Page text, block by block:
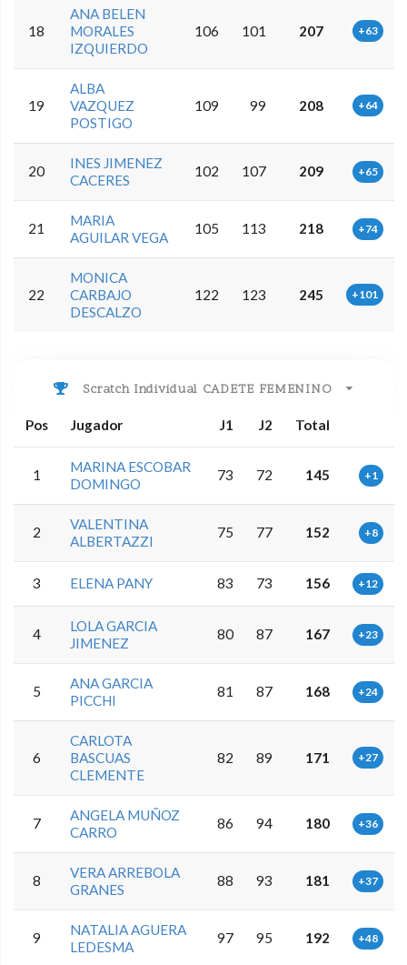
18
ANA BELEN
MORALES
IZQUIERDO
106 101 207 +63
19
ALBA
VAZQUEZ
POSTIGO
109 99 208 +64
20
INES JIMENEZ
CACERES
102 107 209 +65
21
MARIA
AGUILAR VEGA
105 113 218 +74
22
MONICA
CARBAJO
DESCALZO
122 123 245 +101
Scratch Individual CADETE FEMENINO
Pos Jugador J1 J2 Total
1
MARINA ESCOBAR
DOMINGO
73 72 145 +1
2
VALENTINA
ALBERTAZZI
75 77 152 +8
3 ELENA PANY 83 73 156 +12
4
LOLA GARCIA
JIMENEZ
80 87 167 +23
5
ANA GARCIA
PICCHI
81 87 168 +24
6
CARLOTA
BASCUAS
CLEMENTE
82 89 171 +27
7
ANGELA MUÑOZ
CARRO
86 94 180 +36
8
VERA ARREBOLA
GRANES
88 93 181 +37
9
NATALIA AGUERA
LEDESMA
97 95 192 +48